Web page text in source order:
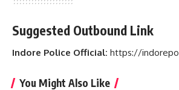
Suggested Outbound Link
Indore Police Official: https://
You Might Also Like